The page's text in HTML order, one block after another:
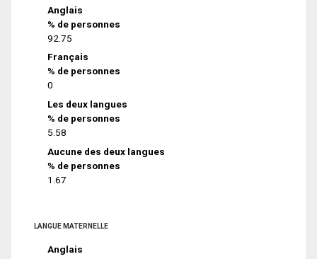
Anglais
% de personnes
92.75
Français
% de personnes
0
Les deux langues
% de personnes
5.58
Aucune des deux langues
% de personnes
1.67
LANGUE MATERNELLE
Anglais